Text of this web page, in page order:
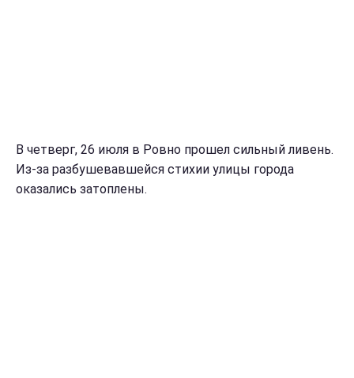
В четверг, 26 июля в Ровно прошел сильный ливень.
Из-за разбушевавшейся стихии улицы города
оказались затоплены.